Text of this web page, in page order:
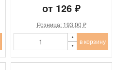
от 126 ₽
Розница: 193.00 ₽
в корзину